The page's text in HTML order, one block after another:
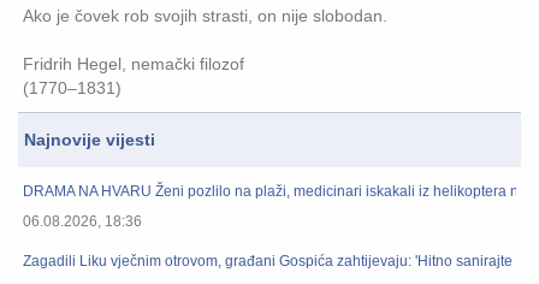
Ako je čovek rob svojih strasti, on nije slobodan.
Fridrih Hegel, nemački filozof
(1770–1831)
Najnovije vijesti
DRAMA NA HVARU Ženi pozlilo na plaži, medicinari iskakali iz helikoptera na
06.08.2026, 18:36
Zagadili Liku vječnim otrovom, građani Gospića zahtijevaju: 'Hitno sanirajte